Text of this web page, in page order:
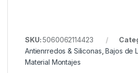
SKU:5060062114423
Antienrredos & Siliconas ,Bajos de
Material Montajes